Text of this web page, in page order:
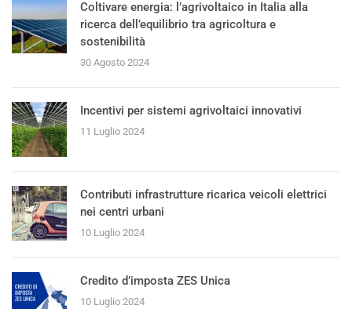
Coltivare energia: l’agrivoltaico in Italia alla
ricerca dell’equilibrio tra agricoltura e
sostenibilità
30 Agosto 2024
Incentivi per sistemi agrivoltaici innovativi
11 Luglio 2024
Contributi infrastrutture ricarica veicoli elettrici
nei centri urbani
10 Luglio 2024
Credito d’imposta ZES Unica
10 Luglio 2024